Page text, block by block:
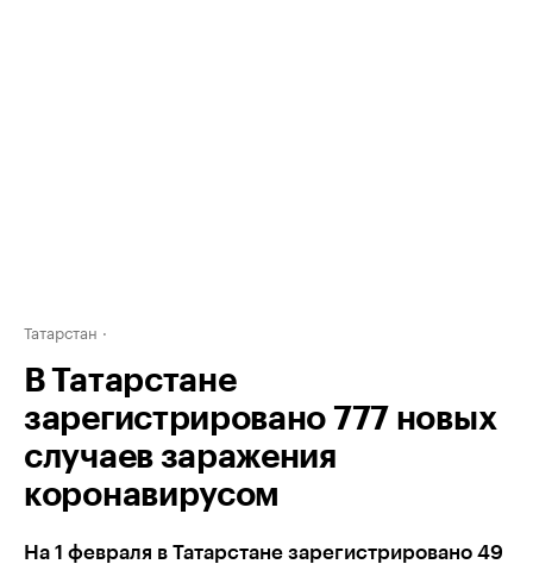
Татарстан
В Татарстане
зарегистрировано 777 новых
случаев заражения
коронавирусом
На 1 февраля в Татарстане зарегистрировано 49